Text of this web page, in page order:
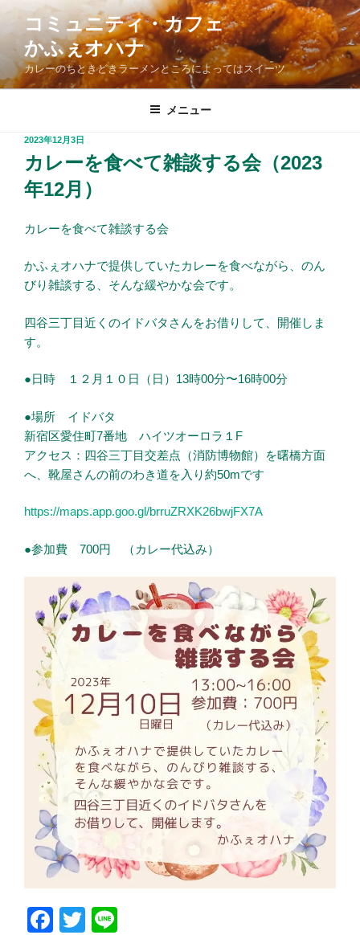
コ
ツ
コミュニティ・カフェ
かふぇオハナ
カレーのちときどきラーメンところによってはスイーツ
メニュー
投
日:
2023年12月3日
カレーを食べて雑談する会（2023
年12月）
カレーを食べて雑談する会
かふぇオハナで提供していたカレーを食べながら、のん
びり雑談する、そんな緩やかな会です。
四谷三丁目近くのイドバタさんをお借りして、開催しま
す。
●日時 １２月１０日（日）13時00分〜16時00分
●場所 イドバタ
新宿区愛住町7番地 ハイツオーロラ１F
アクセス：四谷三丁目交差点（消防博物館）を曙橋方面
へ、靴屋さんの前のわき道を入り約50mです
https://maps.app.goo.gl/brruZRXK26bwjFX7A
●参加費 700円 （カレー代込み）
F
T